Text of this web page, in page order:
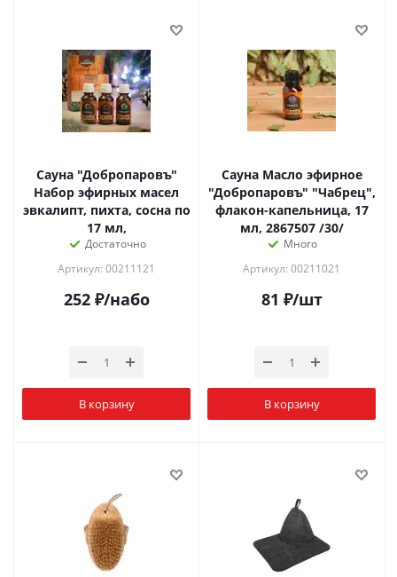
Сауна "Добропаровъ"
Набор эфирных масел
эвкалипт, пихта, сосна по
17 мл,
Достаточно
Артикул: 00211121
252₽/набо
В корзину
Сауна Масло эфирное
"Добропаровъ" "Чабрец",
флакон-капельница, 17
мл, 2867507 /30/
Много
Артикул: 00211021
81 ₽/шт
В корзину